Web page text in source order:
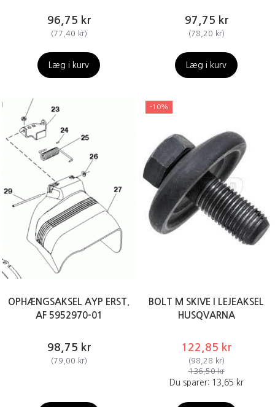
96,75 kr
(77,40 kr)
Læg i kurv
97,75 kr
(78,20 kr)
Læg i kurv
OPHÆNGSAKSEL AYP ERST.
AF 5952970-01
98,75 kr
(79,00 kr)
-10%
BOLT M SKIVE I LEJEAKSEL
HUSQVARNA
122,85 kr
(98,28 kr)
136,50 kr
Du sparer: 13,65 kr